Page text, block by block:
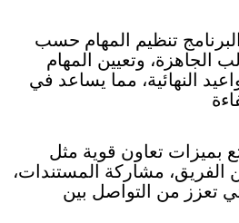
تنظيم المهام حسب
الجاهزة، وتعيين المهام
النهائية، مما يساعد في
بميزات تعاون قوية مثل
الفريق، مشاركة المستندات،
تعزز من التواصل بين